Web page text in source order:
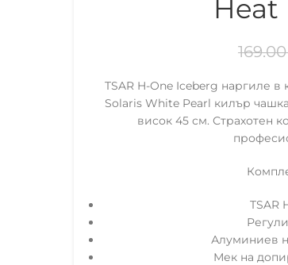
Heat
TSAR H-One Iceberg наргиле в
Solaris White Pearl килър
висок 45 см. Страхотен
TSAR
Алуминиев
Мек на